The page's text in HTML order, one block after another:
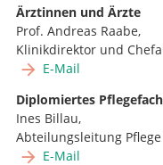
Ärztinnen und Ärzte
Prof. Andreas Raabe,
Klinikdirektor und
E-Mail
Diplomiertes
Ines Billau,
Abteilungsleitung
E-Mail